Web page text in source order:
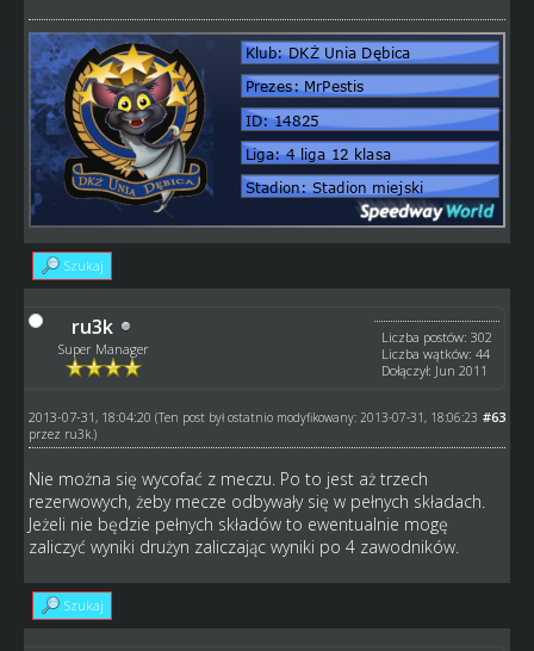
Szukaj
ru3k
Super Manager
Liczba postów: 302
Liczba wątków: 44
Dołączył: Jun 2011
#63
2013-07-31, 18:04:20 (Ten post był ostatnio modyfikowany: 2013-07-31, 18:06:23
przez ru3k.)
Nie można się wycofać z meczu. Po to jest aż trzech
rezerwowych, żeby mecze odbywały się w pełnych składach.
Jeżeli nie będzie pełnych składów to ewentualnie mogę
zaliczyć wyniki drużyn zaliczając wyniki po 4 zawodników.
Szukaj